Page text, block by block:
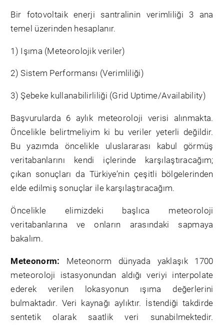
Bir fotovoltaik enerji santralinin verimliliği 3 ana
temel üzerinden hesaplanır.
1) Işıma (Meteorolojik veriler)
2) Sistem Performansı (Verimliliği)
3) Şebeke kullanabilirliliği (Grid Uptime/Availability)
Başvurularda 6 aylık meteoroloji verisi alınmakta.
Öncelikle belirtmeliyim ki bu veriler yeterli değildir.
Bu yazımda öncelikle uluslararası kabul görmüş
veritabanlarını kendi içlerinde karşılaştıracağım;
çıkan sonuçları da Türkiye’nin çeşitli bölgelerinden
elde edilmiş sonuçlar ile karşılaştıracağım.
Öncelikle elimizdeki başlıca meteoroloji
veritabanlarına ve onların arasındaki sapmaya
bakalım.
Meteonorm: Meteonorm dünyada yaklaşık 1700
meteoroloji istasyonundan aldığı veriyi interpolate
ederek verilen lokasyonun ışıma değerlerini
bulmaktadır. Veri kaynağı aylıktır. İstendiği takdirde
sentetik olarak saatlik veri sunabilmektedir.